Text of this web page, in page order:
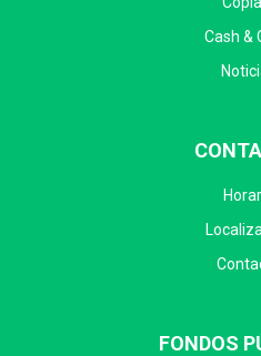
Cash &
FONDOS